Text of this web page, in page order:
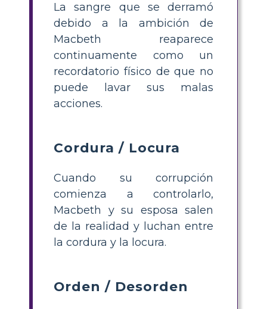
La sangre que se derramó
debido a la ambición de
Macbeth reaparece
continuamente como un
recordatorio físico de que no
puede lavar sus malas
acciones.
Cordura / Locura
Cuando su corrupción
comienza a controlarlo,
Macbeth y su esposa salen
de la realidad y luchan entre
la cordura y la locura.
Orden / Desorden